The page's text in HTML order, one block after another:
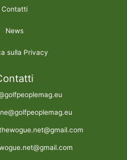
Contatti
News
sulla Privacy